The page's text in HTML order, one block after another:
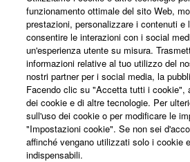
Sebbene la simulazione
in collaborazione con RND sia una
sistema RIVAGE PM, non è affatto
questa proficua collaborazione.
acclamati EQ Portico 5033 e
sistemi RIVAGE PM includono il
Portico 5045 Primary Source
che sopprime efficacemente il
ingressi microfonici per una
funzionamento ottimale del sito Web,
prestazioni, personalizzare i contenuti e
consentire le interazioni con i social
un'esperienza utente su misura.
informazioni relative al tuo utilizzo del
nostri partner per i social media, la
Facendo clic su "Accetta tutti i cookie",
dei cookie e di altre tecnologie. Per
sull'uso dei cookie o per modificare le
"Impostazioni cookie". Se non sei
affinché vengano utilizzati solo i cookie
indispensabili.